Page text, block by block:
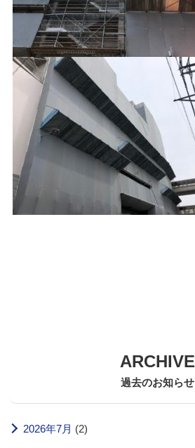
ARCHIVE
過去のお知らせ
2026年7月 (2)